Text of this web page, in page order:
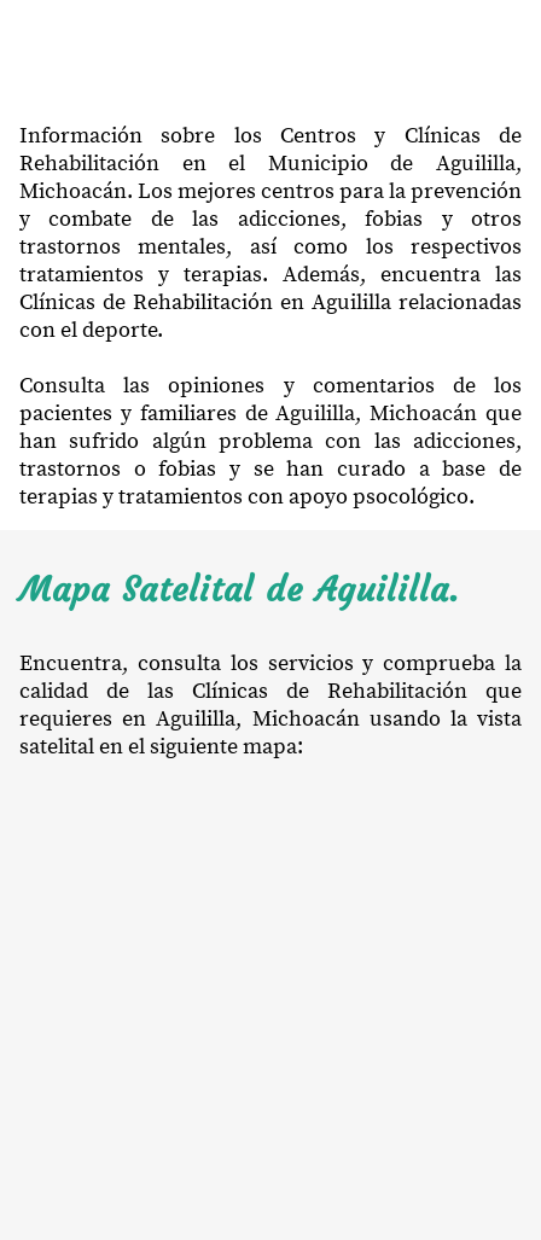
Información sobre los Centros y Clínicas de
Rehabilitación en el Municipio de Aguililla,
Michoacán. Los mejores centros para la prevención
y combate de las adicciones, fobias y otros
trastornos mentales, así como los respectivos
tratamientos y terapias. Además, encuentra las
Clínicas de Rehabilitación en Aguililla relacionadas
con el deporte.
Consulta las opiniones y comentarios de los
pacientes y familiares de Aguililla, Michoacán que
han sufrido algún problema con las adicciones,
trastornos o fobias y se han curado a base de
terapias y tratamientos con apoyo psocológico.
Mapa Satelital de Aguililla.
Encuentra, consulta los servicios y comprueba la
calidad de las Clínicas de Rehabilitación que
requieres en Aguililla, Michoacán usando la vista
satelital en el siguiente mapa: